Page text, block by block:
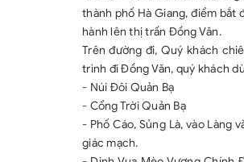
thành phố Hà Giang, điểm bắt
hành lên thị trấn Đồng Văn.
Trên đường đi, Quý khách
trình đi Đồng Văn, quý khách
- Núi Đôi Quản Bạ
- Cổng Trời Quản Bạ
- Phố Cáo, Sủng Là, vào Làng
giác mạch.